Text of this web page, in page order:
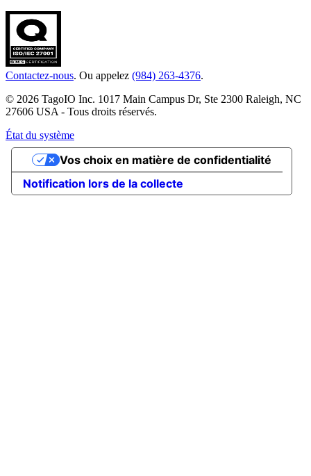
Contactez-nous. Ou appelez (984) 263-4376.
© 2026 TagoIO Inc. 1017 Main Campus Dr, Ste 2300 Raleigh, NC
27606 USA - Tous droits réservés.
État du système
Notification lors de la collecte
Vos choix en matière de confidentialité